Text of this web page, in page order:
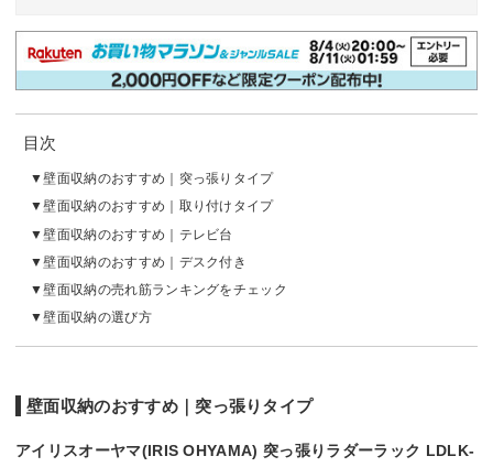
目次
壁面収納のおすすめ｜突っ張りタイプ
壁面収納のおすすめ｜取り付けタイプ
壁面収納のおすすめ｜テレビ台
壁面収納のおすすめ｜デスク付き
壁面収納の売れ筋ランキングをチェック
壁面収納の選び方
壁面収納のおすすめ｜突っ張りタイプ
アイリスオーヤマ(IRIS OHYAMA) 突っ張りラダーラック LDLK-